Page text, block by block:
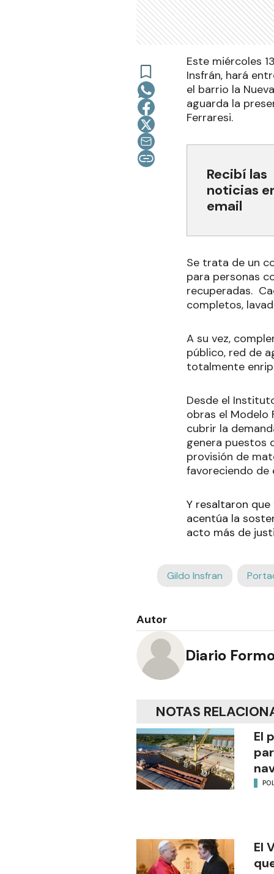
Este miércoles
Insfrán, hará
el barrio la
aguarda la
Ferraresi.
Recibí las
noticias
email
Se trata de un
para personas
recuperadas.
completos,
A su vez,
público, red de
totalmente
Desde el
obras el Modelo
cubrir la
genera puestos
provisión de
favoreciendo de
Y resaltaron
acentúa la
acto más de
Gildo Insfran
Autor
Diario
NOTAS
El
El